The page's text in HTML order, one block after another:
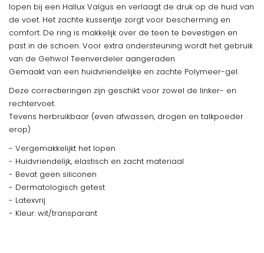
lopen bij een Hallux Valgus en verlaagt de druk op de huid van
de voet. Het zachte kussentje zorgt voor bescherming en
comfort. De ring is makkelijk over de teen te bevestigen en
past in de schoen. Voor extra ondersteuning wordt het gebruik
van de Gehwol Teenverdeler aangeraden.
Gemaakt van een huidvriendelijke en zachte Polymeer-gel.
Deze correctieringen zijn geschikt voor zowel de linker- en
rechtervoet.
Tevens herbruikbaar (even afwassen, drogen en talkpoeder
erop)
- Vergemakkelijkt het lopen
- Huidvriendelijk, elastisch en zacht materiaal
- Bevat geen siliconen
- Dermatologisch getest
- Latexvrij
- Kleur: wit/transparant